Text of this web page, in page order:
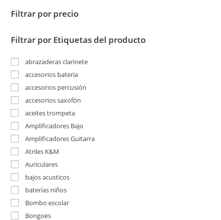
Filtrar por precio
Filtrar por Etiquetas del producto
abrazaderas clarinete
accesorios bateria
accesorios percusión
accesorios saxofón
aceites trompeta
Amplificadores Bajo
Amplificadores Guitarra
Atriles K&M
Auriculares
bajos acusticos
baterías niños
Bombo escolar
Bongoes